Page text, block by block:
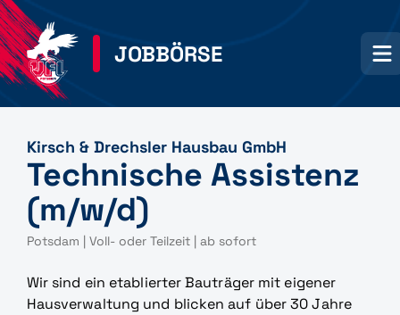
JOBBÖRSE
Kirsch & Drechsler Hausbau GmbH
Technische Assistenz
(m/w/d)
Potsdam | Voll- oder Teilzeit | ab sofort
Wir sind ein etablierter Bauträger mit eigener
Hausverwaltung und blicken auf über 30 Jahre